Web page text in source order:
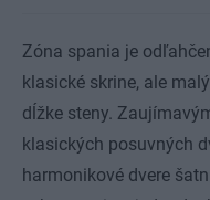
Zóna spania je
klasické skrine, ale
dĺžke steny.
klasických posuvných
harmonikové dvere